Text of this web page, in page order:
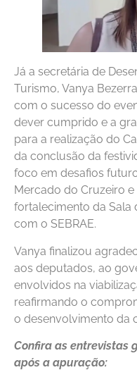
Já a secretária de
Turismo, Vanya
com o sucesso do
dever cumprido e a
para a realização do
da conclusão da
foco em desafios
Mercado do Cruzeiro
fortalecimento da Sala
com o SEBRAE.
Vanya finalizou
aos deputados, ao
envolvidos na
reafirmando o
o desenvolvimento da
Confira as entrevistas
após a apuração: